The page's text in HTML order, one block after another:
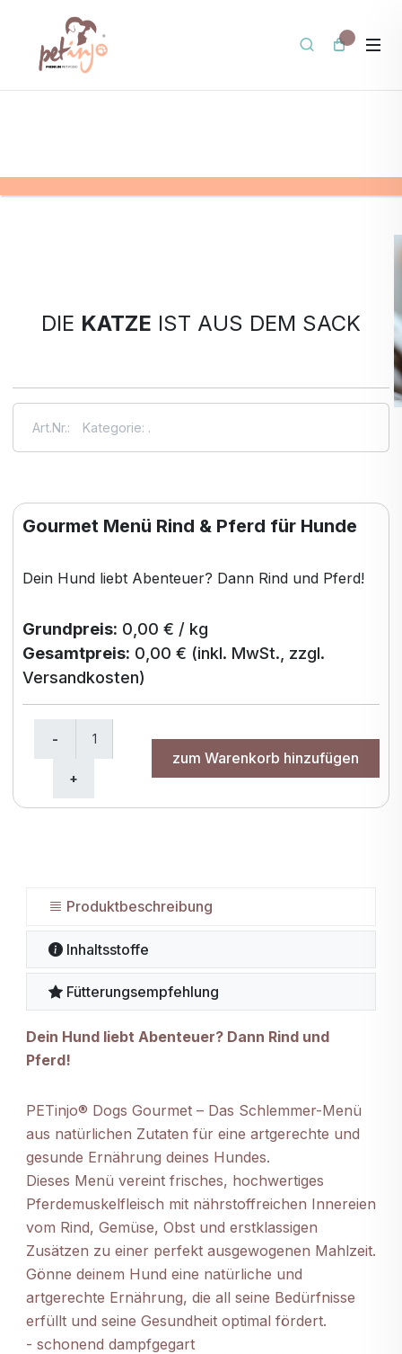
DIE KATZE IST AUS DEM SACK
Art.Nr.: Kategorie: .
Gourmet Menü Rind & Pferd für Hunde
Dein Hund liebt Abenteuer? Dann Rind und Pferd!
Grundpreis: 0,00 € / kg
Gesamtpreis: 0,00 € (inkl. MwSt., zzgl.
Versandkosten)
zum Warenkorb hinzufügen
Produktbeschreibung
Inhaltsstoffe
Fütterungsempfehlung
Dein Hund liebt Abenteuer? Dann Rind und
Pferd!
PETinjo® Dogs Gourmet – Das Schlemmer-Menü
aus natürlichen Zutaten für eine artgerechte und
gesunde Ernährung deines Hundes.
Dieses Menü vereint frisches, hochwertiges
Pferdemuskelfleisch mit nährstoffreichen Innereien
vom Rind, Gemüse, Obst und erstklassigen
Zusätzen zu einer perfekt ausgewogenen Mahlzeit.
Gönne deinem Hund eine natürliche und
artgerechte Ernährung, die all seine Bedürfnisse
erfüllt und seine Gesundheit optimal fördert.
- schonend dampfgegart